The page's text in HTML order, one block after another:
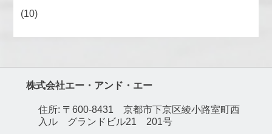
(10)
株式会社エー・アンド・エー
住所: 〒600-8431 京都市下京区綾小路室町西
入ル グランドビル21 201号